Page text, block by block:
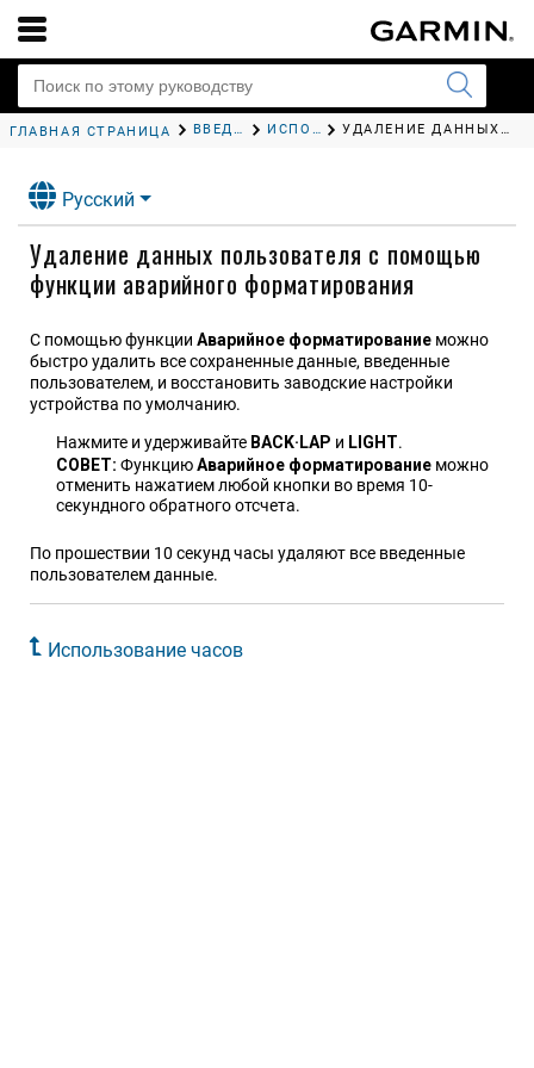
ГЛАВНАЯ СТРАНИЦА ВВЕДЕНИЕ ИСПОЛЬЗОВАНИЕ ЧАСОВ УДАЛЕНИЕ ДАННЫХ ПОЛЬЗОВАТЕЛЯ С ПОМОЩЬЮ ФУНКЦИИ АВАРИЙНОГО ФОРМАТИРОВАНИЯ
Русский
Удаление данных пользователя с помощью
функции аварийного форматирования
С помощью функции Аварийное форматирование можно
быстро удалить все сохраненные данные, введенные
пользователем, и восстановить заводские настройки
устройства по умолчанию.
Нажмите и удерживайте BACK·LAP и LIGHT.
СОВЕТ: ФункциюАварийное форматирование можно
отменить нажатием любой кнопки во время 10-
секундного обратного отсчета.
По прошествии 10 секунд часы удаляют все введенные
пользователем данные.
Использование часов